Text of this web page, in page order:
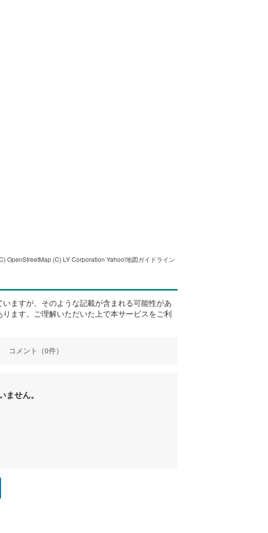
OpenStreetMap (C) LY Corporation Yahoo!地図ガイドライン
ますが、そのような記載が含まれる可能性があ
ます。ご理解いただいた上で本サービスをご利
コメント（0件）
せん。